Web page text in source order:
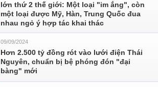
lớn thứ 2 thế giới: Một loại "im ắng", còn
một loại được Mỹ, Hàn, Trung Quốc đua
nhau ngỏ ý hợp tác khai thác
09/09/2024
Hơn 2.500 tỷ đồng rót vào lưới điện Thái
Nguyên, chuẩn bị bệ phóng đón "đại
bàng" mới